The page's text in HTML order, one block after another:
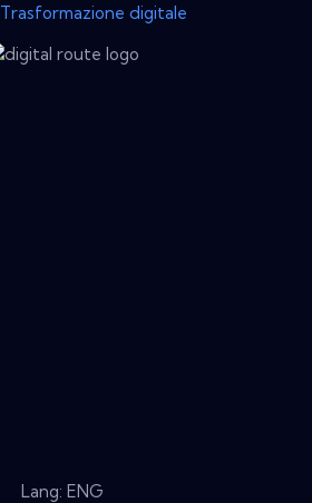
Trasformazione digitale
Lang: ENG